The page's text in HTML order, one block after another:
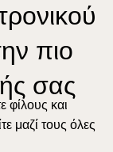
πιο
σας
φίλους και
μαζί τους όλες